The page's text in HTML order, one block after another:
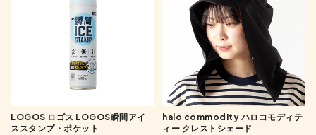
LOGOS ロゴス LOGOS瞬間アイ
ススタンプ・ポケット
halo commodity ハロコモディテ
ィー クレストシェード